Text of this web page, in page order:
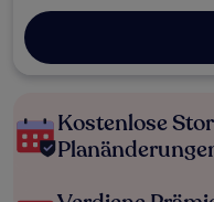
Kostenlose